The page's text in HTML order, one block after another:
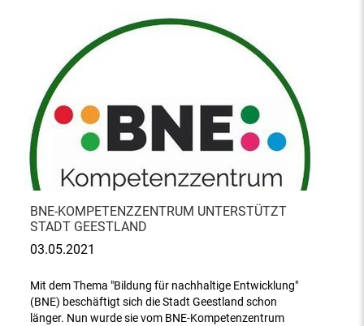
BNE-KOMPETENZZENTRUM UNTERSTÜTZT
STADT GEESTLAND
03.05.2021
Mit dem Thema "Bildung für nachhaltige Entwicklung"
(BNE) beschäftigt sich die Stadt Geestland schon
länger. Nun wurde sie vom BNE-Kompetenzentrum